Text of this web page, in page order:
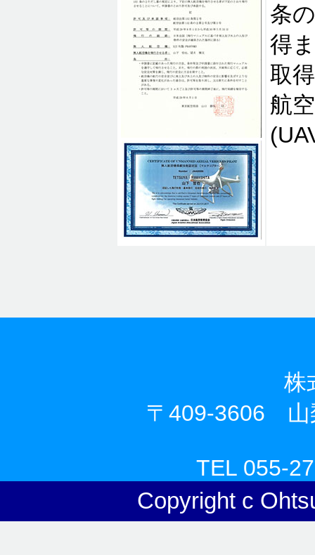
条
得
取
航
株
〒409-3606 山
TEL 055-
Copyright c